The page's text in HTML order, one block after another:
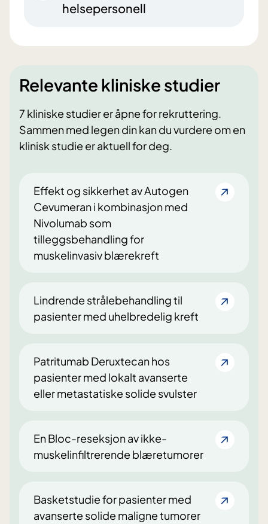
helsepersonell
Relevante kliniske studier
7 kliniske studier er åpne for rekruttering.
Sammen med legen din kan du vurdere om en
klinisk studie er aktuell for deg.
Effekt og sikkerhet av Autogen
Cevumeran i kombinasjon med
Nivolumab som
tilleggsbehandling for
muskelinvasiv blærekreft
Lindrende strålebehandling til
pasienter med uhelbredelig kreft
Patritumab Deruxtecan hos
pasienter med lokalt avanserte
eller metastatiske solide svulster
En Bloc-reseksjon av ikke-
muskelinfiltrerende blæretumorer
Basketstudie for pasienter med
avanserte solide maligne tumorer